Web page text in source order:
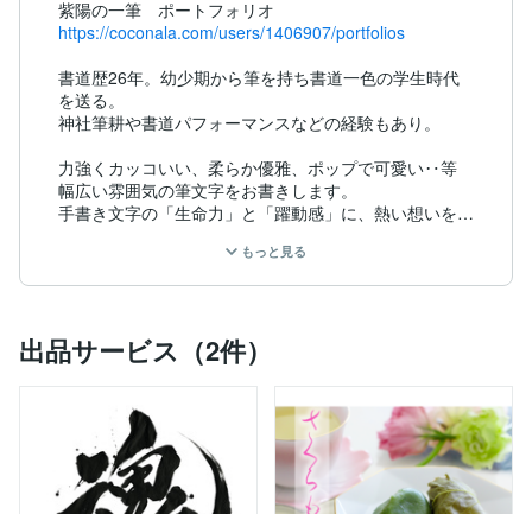
https://coconala.com/users/1406907/portfolios
書道歴26年。幼少期から筆を持ち書道一色の学生時代
を送る。
神社筆耕や書道パフォーマンスなどの経験もあり。
力強くカッコいい、柔らか優雅、ポップで可愛い‥等
幅広い雰囲気の筆文字をお書きします。
手書き文字の「生命力」と「躍動感」に、熱い想いを乗
皆様のデザインに華を添える一筆を。
もっと見る
出品サービス（2件）